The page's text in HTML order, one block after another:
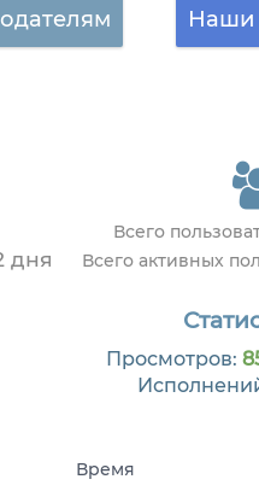
Наши
дня
Всего
Всего активных
Просмотров:
Время